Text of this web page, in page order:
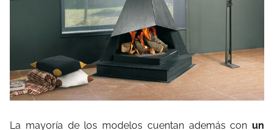
La mayoría de los modelos cuentan además con un